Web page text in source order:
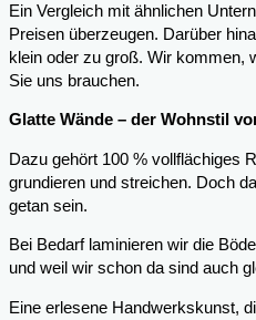
Ein Vergleich mit ähnlichen
Preisen überzeugen. Darüber
klein oder zu groß. Wir kommen,
Sie uns brauchen.
Glatte Wände – der Wohnstil
Dazu gehört 100 % vollflächiges
grundieren und streichen. Doch
getan sein.
Bei Bedarf laminieren wir die
und weil wir schon da sind auch
Eine erlesene Handwerkskunst,